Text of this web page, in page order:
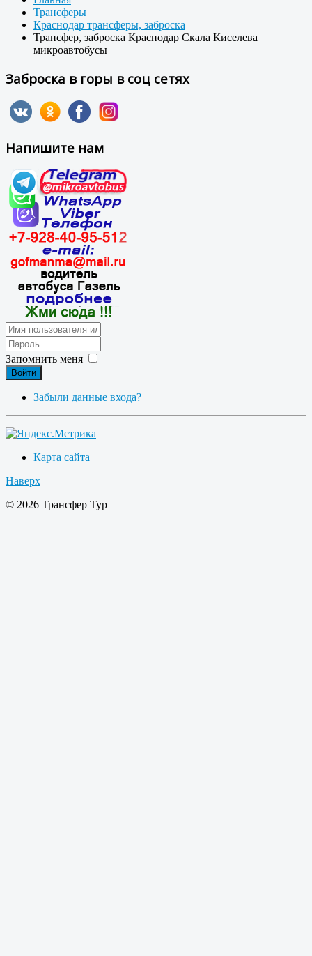
Трансферы
Краснодар трансферы, заброска
Трансфер, заброска Краснодар Скала Киселева
микроавтобусы
Заброска в горы в соц сетях
Напишите нам
Запомнить меня
Войти
Забыли данные входа?
Карта сайта
Наверх
© 2026 Трансфер Тур